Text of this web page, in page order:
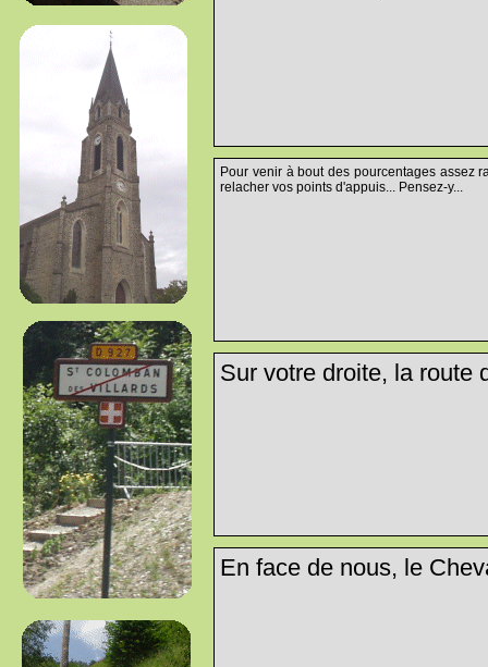
Pour venir à bout des pourcentages assez
relacher vos points d'appuis... Pensez-y...
Sur votre droite, la route
En face de nous, le